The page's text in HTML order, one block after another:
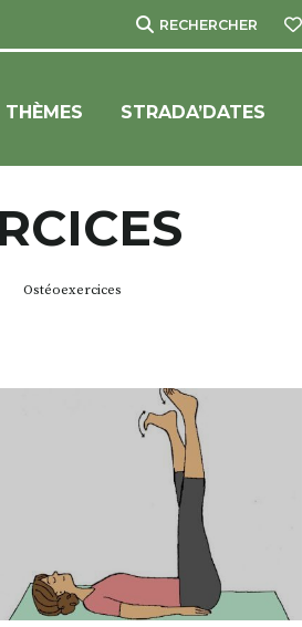
RECHERCHER
THÈMES STRADA’DATES
Ostéoexercices